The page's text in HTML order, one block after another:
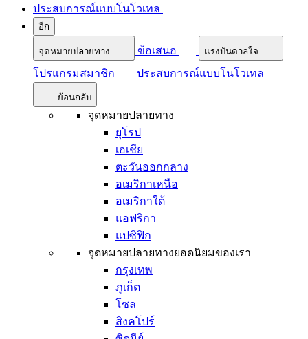
ประสบการณ์แบบโนโวเทล
อีก
จุดหมายปลายทาง ข้อเสนอ แรงบันดาลใจ
โปรแกรมสมาชิก ประสบการณ์แบบโนโวเทล
ย้อนกลับ
จุดหมายปลายทาง
ยุโรป
เอเชีย
ตะวันออกกลาง
อเมริกาเหนือ
อเมริกาใต้
แอฟริกา
แปซิฟิก
จุดหมายปลายทางยอดนิยมของเรา
กรุงเทพ
ภูเก็ต
โซล
สิงคโปร์